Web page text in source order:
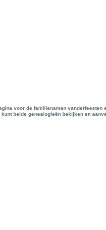
voor de familienamen
beide genealogieën bekijken en